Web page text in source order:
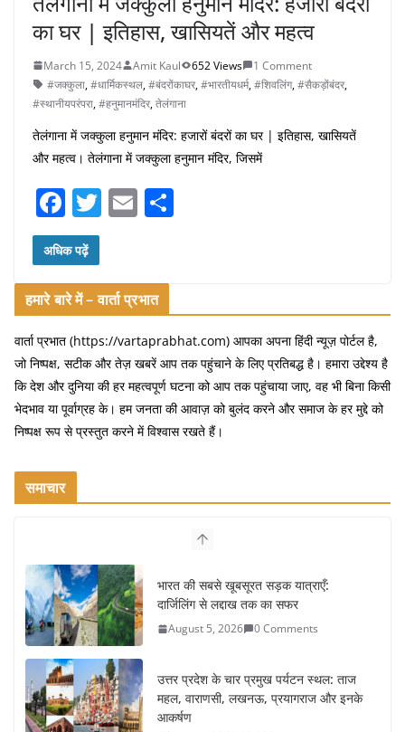
का घर | इतिहास, खासियतें और महत्व
March 15, 2024 Amit Kaul 652 Views
1 Comment
#जक्कुला,#धार्मिकस्थल,#बंदरोंकाघर,#भारतीयधर्म,#शिवलिंग,#सैकड़ोंबंदर,
#स्थानीयपरंपरा,#हनुमानमंदिर,तेलंगाना
तेलंगाना में जक्कुला हनुमान मंदिर: हजारों बंदरों का घर | इतिहास, खासियतें
और महत्व। तेलंगाना में जक्कुला हनुमान मंदिर, जिसमें
F
a
c
e
b
o
o
k
T
er
E
l
अधिक पढ़ें
हमारे बारे में – वार्ता प्रभात
वार्ता प्रभात (https://vartaprabhat.com) आपका अपना हिंदी न्यूज़ पोर्टल है,
जो निष्पक्ष, सटीक और तेज़ खबरें आप तक पहुंचाने के लिए प्रतिबद्ध है। हमारा उद्देश्य है
कि देश और दुनिया की हर महत्वपूर्ण घटना को आप तक पहुंचाया जाए, वह भी बिना किसी
भेदभाव या पूर्वाग्रह के। हम जनता की आवाज़ को बुलंद करने और समाज के हर मुद्दे को
निष्पक्ष रूप से प्रस्तुत करने में विश्वास रखते हैं।
समाचार
भारत की सबसे खूबसूरत सड़क यात्राएँ:
दार्जिलिंग से लद्दाख तक का सफर
August 5, 2026 0 Comments
उत्तर प्रदेश के चार प्रमुख पर्यटन स्थल: ताज
महल, वाराणसी, लखनऊ, प्रयागराज और इनके
आकर्षण